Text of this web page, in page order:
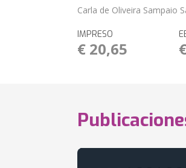
Carla de Oliveira Sampaio
IMPRESO
€ 20,65